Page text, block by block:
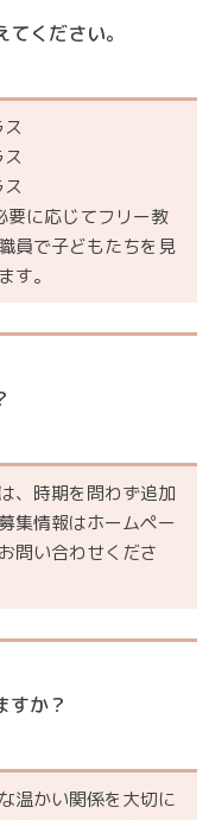
ください。
要に応じてフリー教
員で子どもたちを見
す。
、時期を問わず追加
集情報はホームペー
問い合わせくださ
すか？
温かい関係を大切に